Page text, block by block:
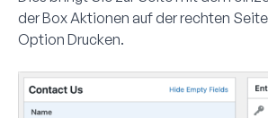
der Box Aktionen auf der rechten
Option Drucken.